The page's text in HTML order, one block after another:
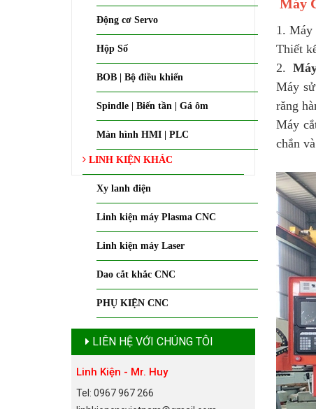
Động cơ Servo
Hộp Số
BOB | Bộ điều khiển
Spindle | Biến tần | Gá ôm
Màn hình HMI | PLC
LINH KIỆN KHÁC
Xy lanh điện
Linh kiện máy Plasma CNC
Linh kiện máy Laser
Dao cắt khắc CNC
PHỤ KIỆN CNC
LIÊN HỆ VỚI CHÚNG TÔI
Linh Kiện - Mr. Huy
Tel: 0967 967 266
Máy
1. Máy
Thiết
2.
Máy
răng
Máy
chắn